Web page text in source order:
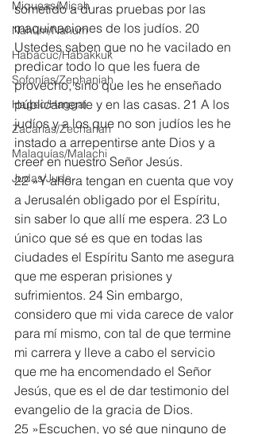
Miqueas/Micah
Nahúm/Nahum
Habacuc/Habakkuk
Sofonías/Zephaniah
Hageo/Haggai
Zacarías/Zechariah
Malaquías/Malachi
Judas/Jude
sometido a duras pruebas por las
maquinaciones de los judíos. 20
Ustedes saben que no he vacilado en
predicar todo lo que les fuera de
provecho, sino que les he enseñado
públicamente y en las casas. 21 A los
judíos y a los que no son judíos les he
instado a arrepentirse ante Dios y a
creer en nuestro Señor Jesús.
22 »Y ahora tengan en cuenta que voy
a Jerusalén obligado por el Espíritu,
sin saber lo que allí me espera. 23 Lo
único que sé es que en todas las
ciudades el Espíritu Santo me asegura
que me esperan prisiones y
sufrimientos. 24 Sin embargo,
considero que mi vida carece de valor
para mí mismo, con tal de que termine
mi carrera y lleve a cabo el servicio
que me ha encomendado el Señor
Jesús, que es el de dar testimonio del
evangelio de la gracia de Dios.
25 »Escuchen, yo sé que ninguno de